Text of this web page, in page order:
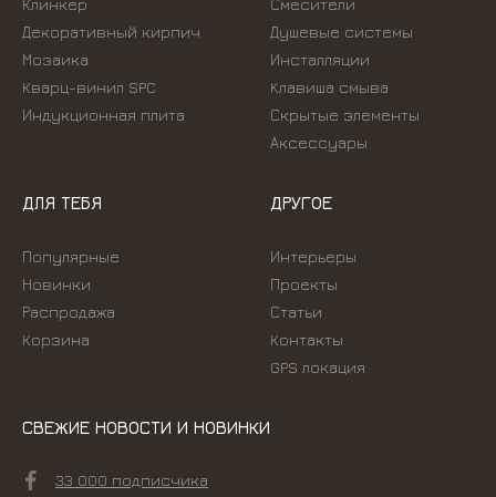
Клинкер
Декоративный кирпич
Мозаика
Кварц-винил SPC
Индукционная плита
Смесители
Душевые системы
Инсталляции
Kлавиша смыва
Скрытые элементы
Аксессуары
ДЛЯ ТЕБЯ
Популярные
Новинки
Распродажа
Корзина
ДРУГОЕ
Интерьеры
Проекты
Статьи
Контакты
GPS локация
СВЕЖИЕ НОВОСТИ И НОВИНКИ
33 000 подписчика